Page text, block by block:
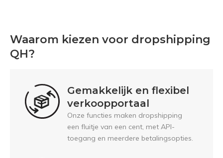
Waarom kiezen voor dropshipping
QH?
Gemakkelijk en flexibel
verkoopportaal
Onze functies maken dropshipping
een fluitje van een cent, met API-
toegang en meerdere betalingsopties.